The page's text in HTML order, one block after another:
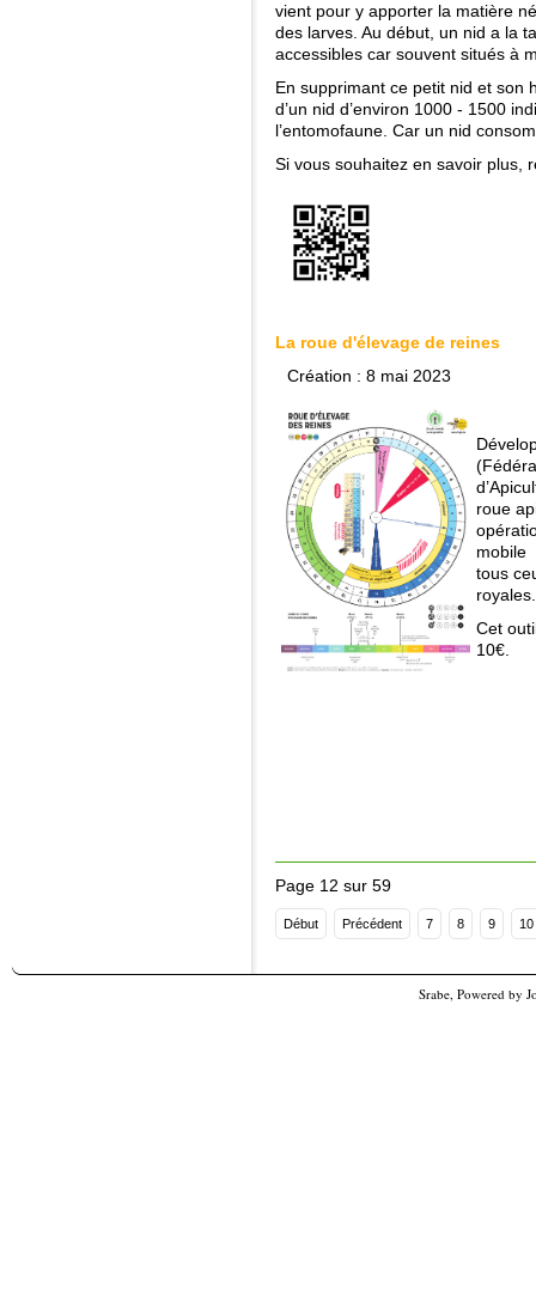
vient pour y apporter la matière
des larves. Au début, un nid a la
accessibles car souvent situés à
En supprimant ce petit nid et son
d’un nid d’environ 1000 - 1500
l’entomofaune. Car un nid
Si vous souhaitez en savoir plus,
La roue d'élevage de reines
Création : 8 mai 2023
roue
mobile
tous
royales.
Cet
10€.
Page 12 sur 59
Début Précédent 7 8 9 10
Srabe, Powered by